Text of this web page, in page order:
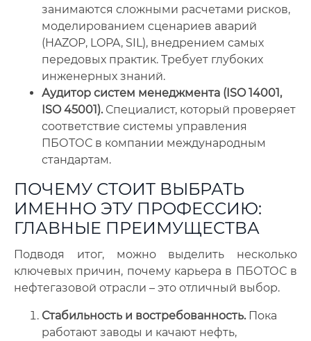
занимаются сложными расчетами рисков,
моделированием сценариев аварий
(HAZOP, LOPA, SIL), внедрением самых
передовых практик. Требует глубоких
инженерных знаний.
Аудитор систем менеджмента (ISO 14001,
ISO 45001).Специалист, который проверяет
соответствие системы управления
ПБОТОС в компании международным
стандартам.
ПОЧЕМУ СТОИТ ВЫБРАТЬ
ИМЕННО ЭТУ ПРОФЕССИЮ:
ГЛАВНЫЕ ПРЕИМУЩЕСТВА
Подводя итог, можно выделить несколько
ключевых причин, почему карьера в ПБОТОС в
нефтегазовой отрасли – это отличный выбор.
Стабильность и востребованность.Пока
работают заводы и качают нефть,